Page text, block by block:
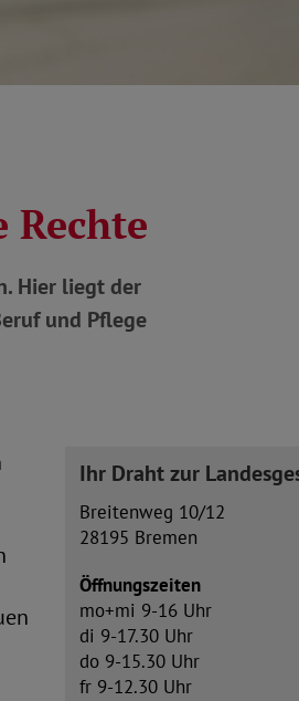
Hier liegt der
und Pflege
Ihr Draht zur
Breitenweg 10/12
28195 Bremen
Öffnungszeiten
mo+mi 9-16 Uhr
di 9-17.30 Uhr
do 9-15.30 Uhr
fr 9-12.30 Uhr